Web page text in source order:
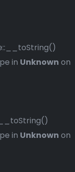
in Unknown on
in Unknown on